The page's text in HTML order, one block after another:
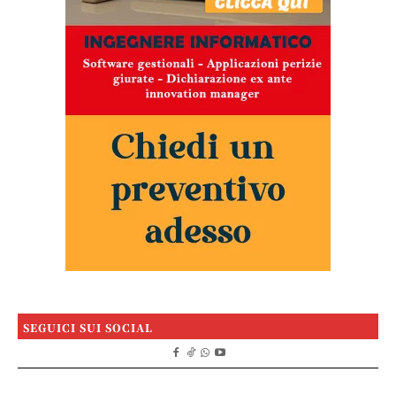
SEGUICI SUI SOCIAL